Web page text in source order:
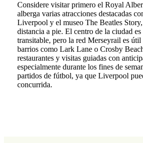
Considere visitar primero el Royal
alberga varias atracciones destacadas
Liverpool y el museo The Beatles Story,
distancia a pie. El centro de la ciudad es
transitable, pero la red Merseyrail es útil
barrios como Lark Lane o Crosby
restaurantes y visitas guiadas con
especialmente durante los fines de
partidos de fútbol, ya que Liverpool
concurrida.